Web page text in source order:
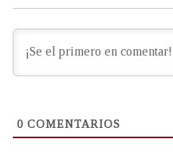
0 COMENTARIOS